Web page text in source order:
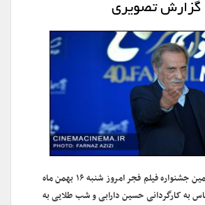
گزارش تصویری
ششمین روز از چهلمین جشنواره فیلم فجر امروز شنبه ۱۶ بهمن ماه
به کارگردانی حسین دارابی و شب طلایی به